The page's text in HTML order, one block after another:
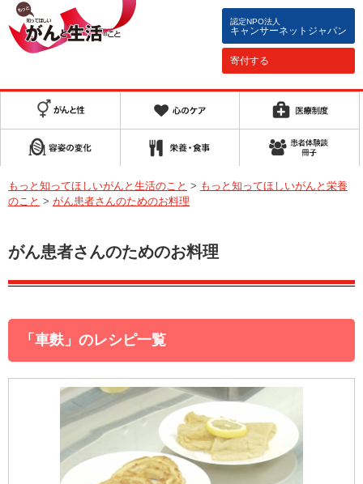
認定NPO法人
キャンサーネットジャパン
寄付する
もっと知ってほしいがんと生活のこと > もっと知ってほしいがんと栄養
のこと > がん患者さんのためのお料理
がん患者さんのためのお料理
「車麩」のレシピ一覧